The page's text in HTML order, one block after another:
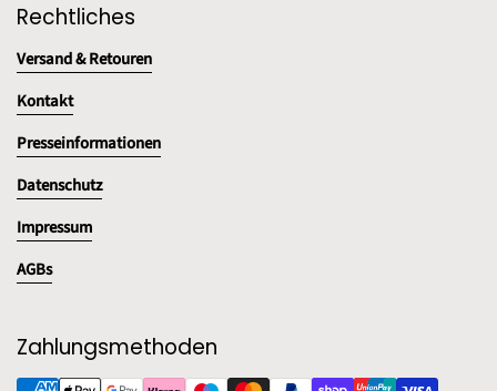
Rechtliches
Versand & Retouren
Kontakt
Presseinformationen
Datenschutz
Impressum
AGBs
Zahlungsmethoden